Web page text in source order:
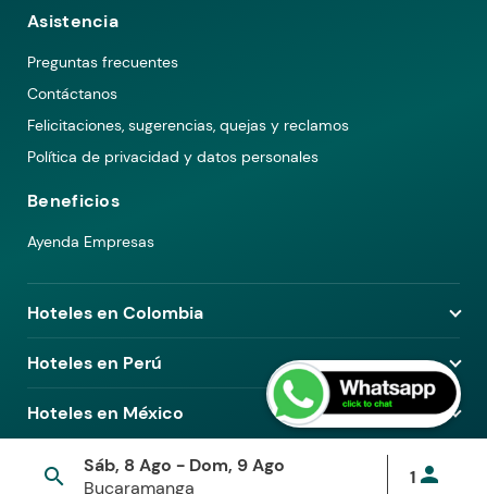
Asistencia
Preguntas frecuentes
Contáctanos
Felicitaciones, sugerencias, quejas y reclamos
Política de privacidad y datos personales
Beneficios
Ayenda Empresas
Hoteles en Colombia
Hoteles en Medellín
Hoteles en Bogotá
Hoteles en Pereira
Hoteles en Cali
Hoteles en Perú
Hoteles en Lima
Hoteles en Arequipa
Hoteles en Piura
Hoteles en México
Hoteles en Guadalajara
© 2026 Ayenda. Todos los derechos reservados.
Términos y condicionesPolítica de privacidad
search
Sáb, 8 Ago - Dom, 9 Ago
Bucaramanga
1 person